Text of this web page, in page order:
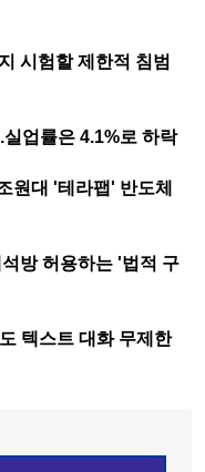
시험할 제한적 침범
업률은 4.1%로 하락
원대 '테라팹' 반도체
방 허용하는 '법적 구
텍스트 대화 무제한